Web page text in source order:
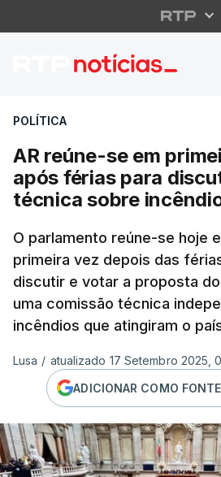
AR reúne-
POLÍTICA
AR reúne-se em
após férias para
técnica sobre
O parlamento reúne-se hoje
primeira vez depois das
discutir e votar a proposta
uma comissão técnica
incêndios que atingiram o
Lusa / atualizado 17 Setembro 2025,
ADICIONAR COMO